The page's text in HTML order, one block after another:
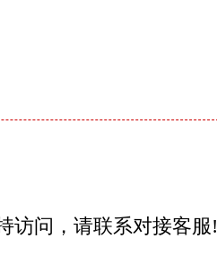
访问，请联系对接客服!